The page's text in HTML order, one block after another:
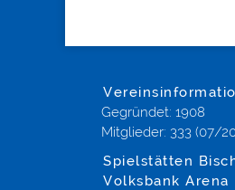
Gegründet: 1908
Mitglieder: 333 (07/
Spielstätten
Volksbank Arena